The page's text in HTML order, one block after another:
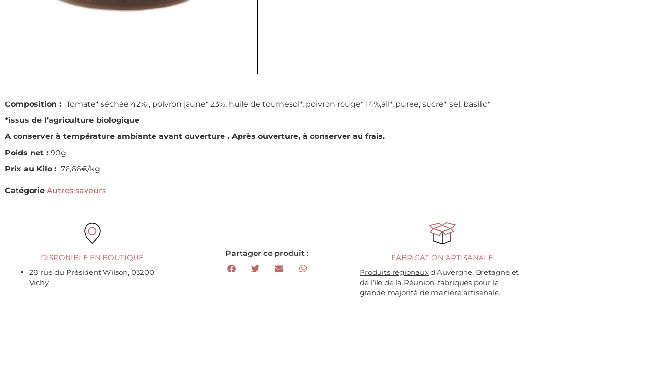
Composition : Tomate* séchée 42% , poivron jaune* 23%, huile de tournesol*, poivron rouge* 14%,ail*, purée, sucre*, sel, basilic*
*issus de l’agriculture biologique
A conserver à température ambiante avant ouverture . Après ouverture, à conserver au frais.
Poids net : 90g
Prix au Kilo : 76,66€/kg
Catégorie Autres saveurs
DISPONIBLE EN BOUTIQUE
28 rue du Président Wilson, 03200
Vichy
Partager ce produit :
FABRICATION ARTISANALE
Produits régionauxd’Auvergne, Bretagne et
de l’ïle de la Réunion, fabriqués pour la
grande majorité de manière artisanale.